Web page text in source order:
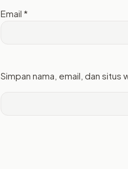
Email *
Simpan nama, email, dan